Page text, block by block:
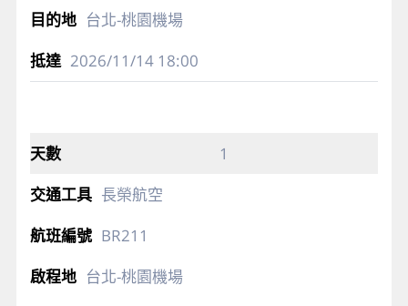
台北-桃園機場
2026/11/1418:00
1
長榮航空
BR211
台北-桃園機場